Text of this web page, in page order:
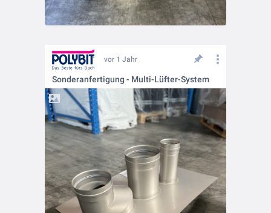
vor 1 Jahr
Sonderanfertigung - Multi-Lüfter-System